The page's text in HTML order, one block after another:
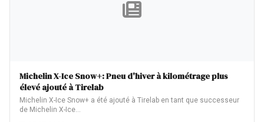
Michelin X-Ice Snow+: Pneu d'hiver à kilométrage plus
élevé ajouté à Tirelab
Michelin X-Ice Snow+ a été ajouté à Tirelab en tant que successeur
de Michelin X-Ice…